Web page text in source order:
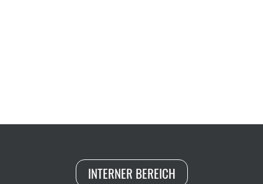
INTERNER BEREICH